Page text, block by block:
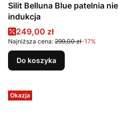
Silit Belluna Blue patelnia
indukcja
Cena promocyjna
249,00 zł
Najniższa cena: 299,00 zł-17%
Do koszyka
Okazja